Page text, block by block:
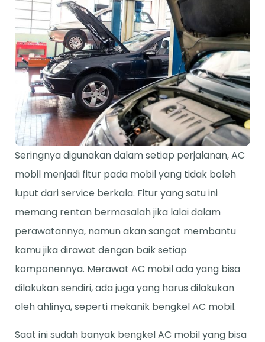
Seringnya digunakan dalam setiap perjalanan, AC
mobil menjadi fitur pada mobil yang tidak boleh
luput dari service berkala. Fitur yang satu ini
memang rentan bermasalah jika lalai dalam
perawatannya, namun akan sangat membantu
kamu jika dirawat dengan baik setiap
komponennya. Merawat AC mobil ada yang bisa
dilakukan sendiri, ada juga yang harus dilakukan
oleh ahlinya, seperti mekanik bengkel AC mobil.
Saat ini sudah banyak bengkel AC mobil yang bisa